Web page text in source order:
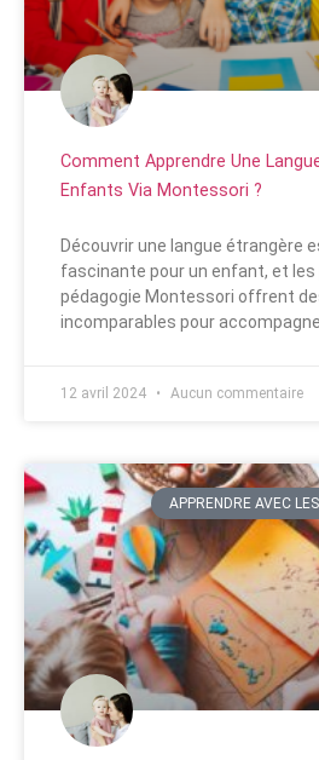
Comment Apprendre Une
Enfants Via Montessori ?
Découvrir une langue étrangère
fascinante pour un enfant, et les
pédagogie Montessori offrent
incomparables pour
12 avril 2024 Aucun commentaire
APPRENDRE AVEC